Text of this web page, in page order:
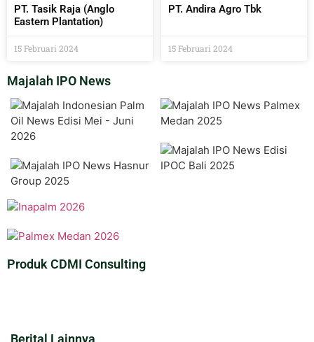
PT. Tasik Raja (Anglo
Eastern Plantation)
15 Februari 2024
PT. Andira Agro Tbk
15 Februari 2024
Majalah IPO News
Produk CDMI Consulting
Berital Lainnya